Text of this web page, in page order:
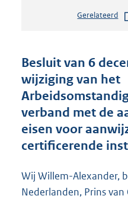
Gerelateerd
Besluit van 6
wijziging van het
verband met de
eisen voor
certificerende
Wij Willem-Alexander,
Nederlanden, Prins van